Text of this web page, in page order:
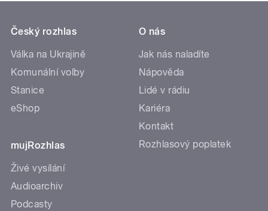
Český rozhlas
Válka na Ukrajině
Komunální volby
Stanice
eShop
mujRozhlas
Živé vysílání
Audioarchiv
Podcasty
O nás
Jak nás naladíte
Nápověda
Lidé v rádiu
Kariéra
Kontakt
Rozhlasový poplatek